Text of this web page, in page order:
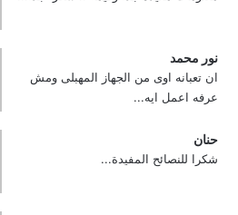
نور محمد
ان تعبانه اوى من الجهاز المهبلى ومش
عرفه اعمل ايه...
حنان
شكرا للنصائح المفيدة...